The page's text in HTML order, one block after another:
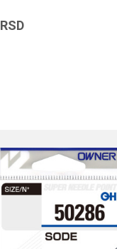
RSD